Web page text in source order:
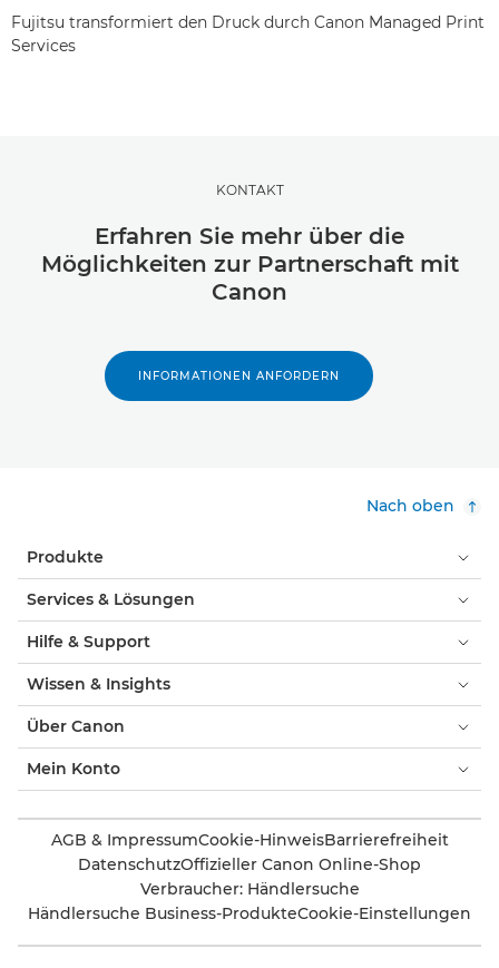
Fujitsu transformiert den Druck durch Canon Managed Print
Services
KONTAKT
Erfahren Sie mehr über die
Möglichkeiten zur Partnerschaft mit
Canon
INFORMATIONEN ANFORDERN
Nach oben
Produkte
Services & Lösungen
Hilfe & Support
Wissen & Insights
Über Canon
Mein Konto
AGB & ImpressumCookie-HinweisBarrierefreiheit
DatenschutzOffizieller Canon Online-Shop
Verbraucher: Händlersuche
Händlersuche Business-ProdukteCookie-Einstellungen